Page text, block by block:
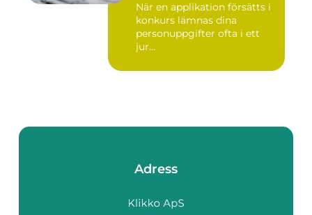
När en applikation försätts i
konkurs lämnas dina
personuppgifter ofta i ett
jur...
Adress